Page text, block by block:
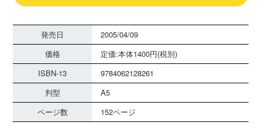
発売日
2005/04/09
価格
定価:本体1400円(税別)
ISBN-13
9784062128261
判型
A5
ページ数
152ページ